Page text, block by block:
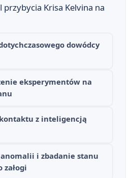
przybycia Krisa Kelvina na
dowódcy
eksperymentów na
z inteligencją
i zbadanie stanu
załogi